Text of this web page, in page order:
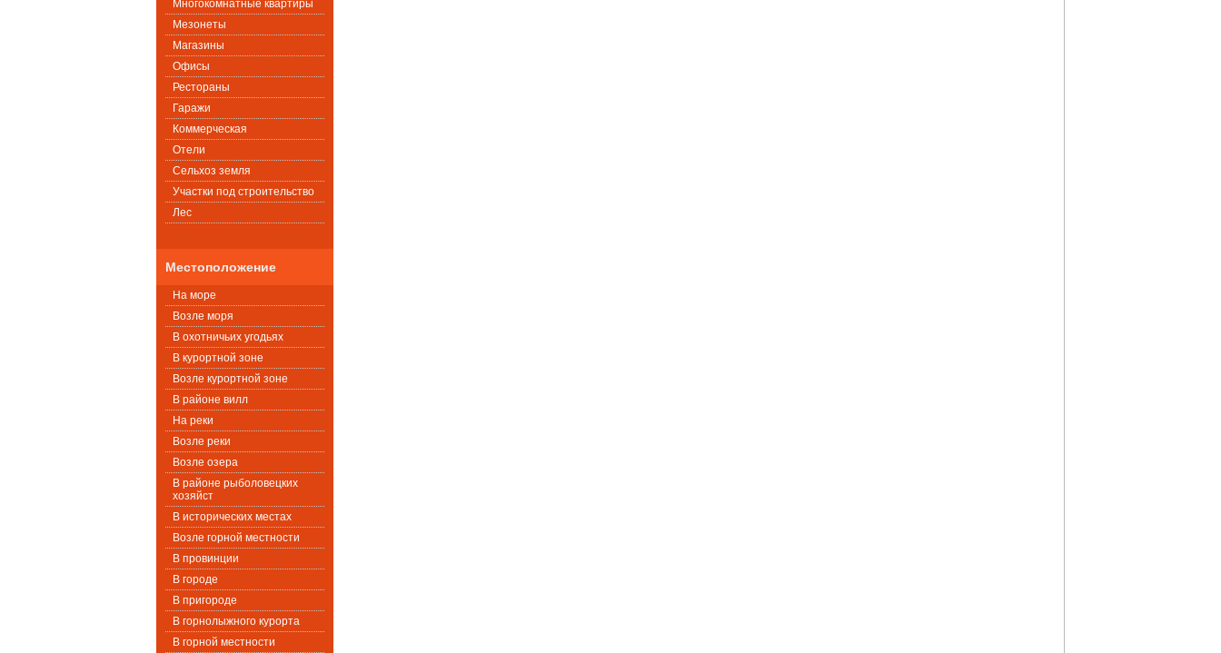
Многокомнатные квартиры
Мезонеты
Магазины
Офисы
Рестораны
Гаражи
Коммерческая
Oтели
Сельхоз земля
Участки под строительство
Лес
Местоположение
На море
Возле моря
В охотничьих угодьях
В курортной зоне
Возле курортной зоне
В районе вилл
На реки
Возле реки
Возле озера
В районе рыболовецких
хозяйст
В исторических местах
Возле горной местности
В провинции
В городе
В пригороде
В горнолыжного курорта
В горной местности